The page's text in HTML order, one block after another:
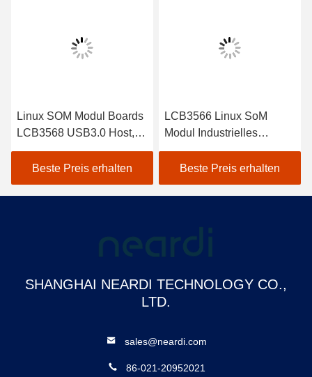
1
LCB3566 Linux SoM
Modul Industrielles
System mit Modul mit 1 *
USB3.0 HOST 3 * USB2.0
HOST, 1 * USB2.0 OTG
Beste Preis erhalten
LCB3399 Linux SoM
RK3399 Modul mit
Kameraoberfläche Dual
MIPI-CSI 4 Bahnen
Beste Preis erhalten
SHANGHAI NEARDI TECHNOLOGY CO.,
LTD.
sales@neardi.com
86-021-20952021